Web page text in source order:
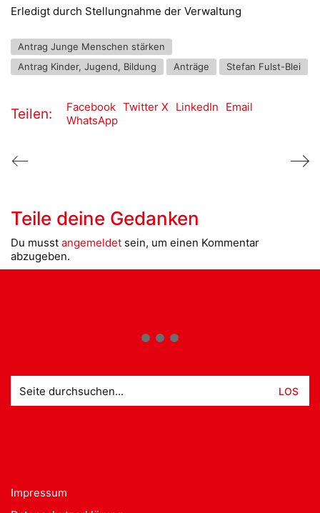
Erledigt durch Stellungnahme der Verwaltung
Antrag Junge Menschen stärken
Antrag Kinder, Jugend, Bildung
Anträge Stefan Fulst-Blei
Teilen: Facebook Twitter X LinkedIn
Email
WhatsApp
Teile deine Gedanken
Du musst angemeldet sein, um einen Kommentar
abzugeben.
nach:
Impressum